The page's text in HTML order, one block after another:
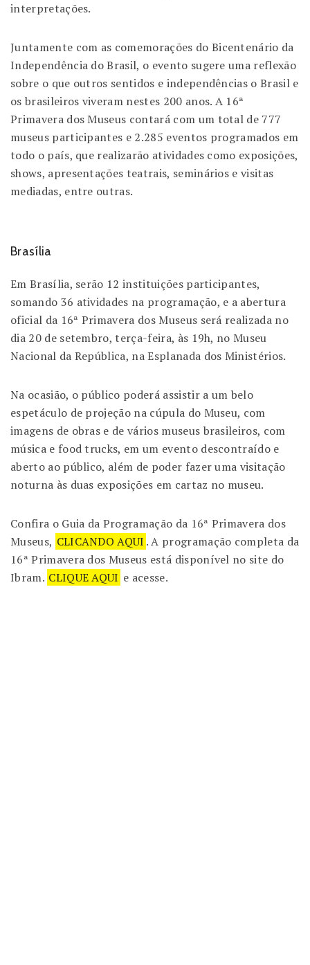
interpretações.
Juntamente com as comemorações do Bicentenário da
Independência do Brasil, o evento sugere uma reflexão
sobre o que outros sentidos e independências o Brasil e
os brasileiros viveram nestes 200 anos. A 16ª
Primavera dos Museus contará com um total de 777
museus participantes e 2.285 eventos programados em
todo o país, que realizarão atividades como exposições,
shows, apresentações teatrais, seminários e visitas
mediadas, entre outras.
Brasília
Em Brasília, serão 12 instituições participantes,
somando 36 atividades na programação, e a abertura
oficial da 16ª Primavera dos Museus será realizada no
dia 20 de setembro, terça-feira, às 19h, no Museu
Nacional da República, na Esplanada dos Ministérios.
Na ocasião, o público poderá assistir a um belo
espetáculo de projeção na cúpula do Museu, com
imagens de obras e de vários museus brasileiros, com
música e food trucks, em um evento descontraído e
aberto ao público, além de poder fazer uma visitação
noturna às duas exposições em cartaz no museu.
Confira o Guia da Programação da 16ª Primavera dos
Museus, CLICANDO AQUI . A programação completa da
16ª Primavera dos Museus está disponível no site do
Ibram. CLIQUE AQUI e acesse.